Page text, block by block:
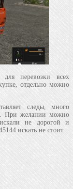
перевозки всех
отдельно можно
следы, много
При желании можно
не дорогой и
искать не стоит.